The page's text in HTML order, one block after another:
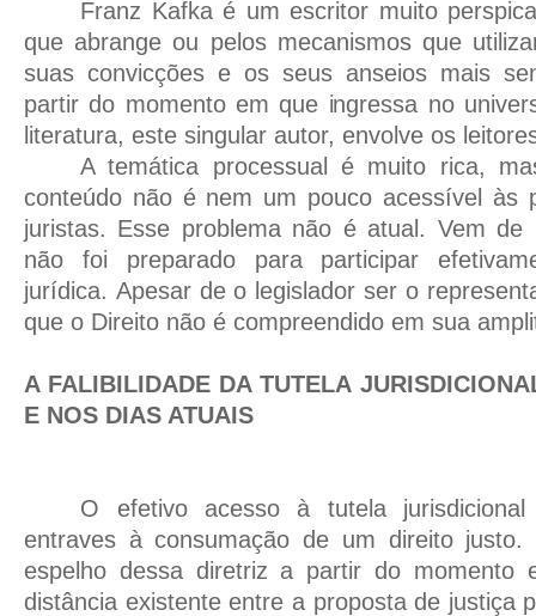
Franz Kafka é um escritor muito
que abrange ou pelos mecanismos que
suas convicções e os seus anseios mais
partir do momento em que ingressa no
literatura, este singular autor, envolve os
A temática processual é muito rica,
conteúdo não é nem um pouco acessível às
juristas. Esse problema não é atual. Vem
não foi preparado para participar
jurídica. Apesar de o legislador ser o
que o Direito não é compreendido em sua
A FALIBILIDADE DA TUTELA
E NOS DIAS ATUAIS
O efetivo acesso à tutela
entraves à consumação de um direito
espelho dessa diretriz a partir do momento
distância existente entre a proposta de justiça